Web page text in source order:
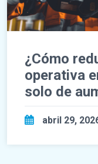
¿Cómo
operativa
solo de
abril 29,